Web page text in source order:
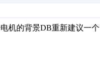
机的背景DB重新建议一